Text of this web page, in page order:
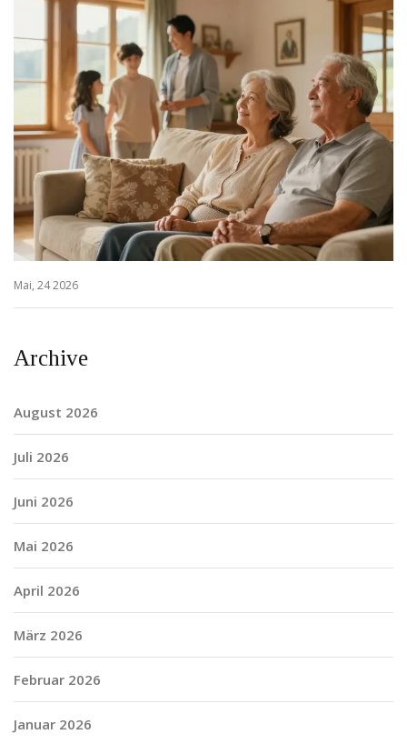
Mai, 24 2026
Archive
August 2026
Juli 2026
Juni 2026
Mai 2026
April 2026
März 2026
Februar 2026
Januar 2026